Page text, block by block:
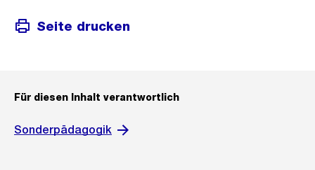
Seite drucken
Für diesen Inhalt verantwortlich
Sonderpädagogik